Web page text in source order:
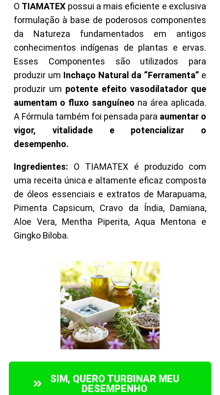
O TIAMATEX possui a mais eficiente e exclusiva
formulação à base de poderosos componentes
da Natureza fundamentados em antigos
conhecimentos indígenas de plantas e ervas.
Esses Componentes são utilizados para
produzir um Inchaço Natural da “Ferramenta” e
produzir um potente efeito vasodilatador que
aumentam o fluxo sanguíneo na área aplicada.
A Fórmula também foi pensada para aumentar o
vigor, vitalidade e potencializar o
desempenho.
Ingredientes: O TIAMATEX é produzido com
uma receita única e altamente eficaz composta
de óleos essenciais e extratos de Marapuama,
Pimenta Capsicum, Cravo da Índia, Damiana,
Aloe Vera, Mentha Piperita, Aqua Mentona e
Gingko Biloba.
SIM, QUERO TURBINAR MEU
DESEMPENHO